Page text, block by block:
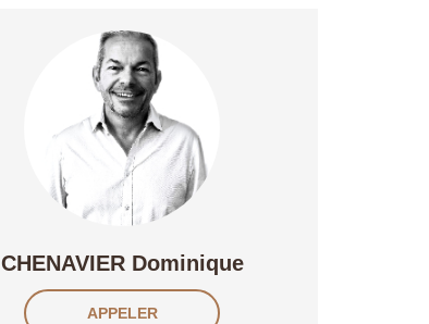
CHENAVIER Dominique
APPELER